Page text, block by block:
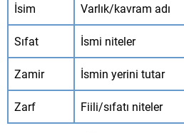
İsim Varlık/kavram adı
Sıfat İsmi niteler
Zamir İsmin yerini tutar
Zarf Fiili/sıfatı niteler